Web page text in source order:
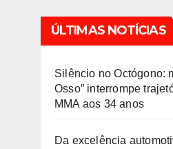
ÚLTIMAS NOTÍCIAS
Silêncio no Octógono:
Osso” interrompe
MMA aos 34 anos
Da excelência